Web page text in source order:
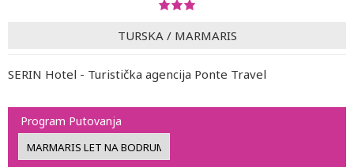
TURSKA / MARMARIS
SERIN Hotel - Turistička agencija Ponte Travel
Program Putovanja